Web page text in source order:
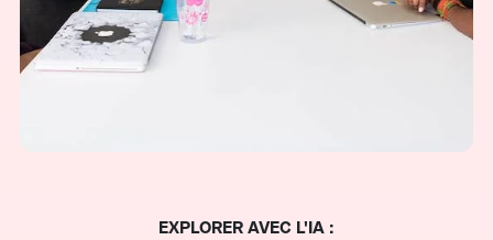
EXPLORER AVEC L'IA :